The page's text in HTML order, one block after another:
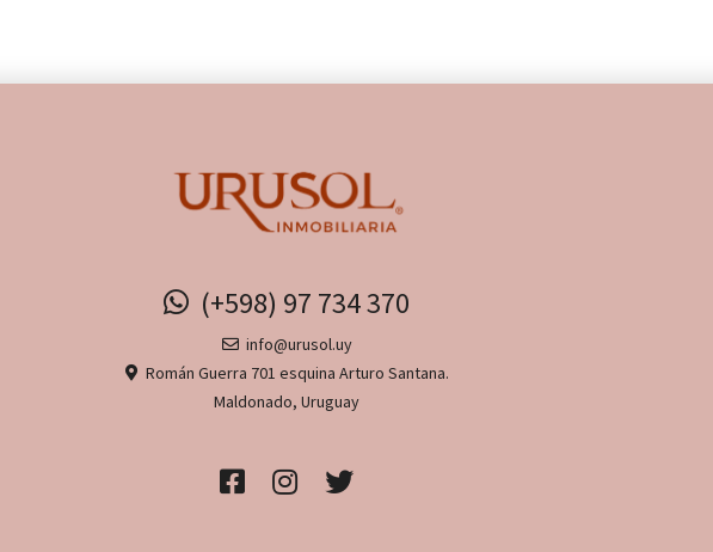
(+598) 97 734 370
info@urusol.uy
Román Guerra 701 esquina Arturo Santana.
Maldonado, Uruguay